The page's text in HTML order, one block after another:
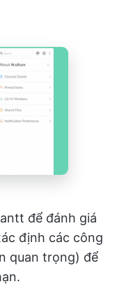
để đánh giá
định các công
quan trọng) để